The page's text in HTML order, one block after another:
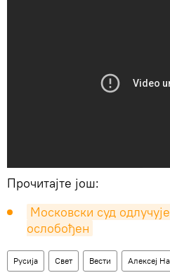
Прочитајте још:
Московски суд
ослобођен
Русија Свет Вести Алексеј